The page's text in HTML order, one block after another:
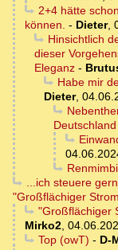
2+4 hätte
können. - Dieter,
Hinsichtlich
dieser
Eleganz -
Habe mir
Dieter,
...ich steuere
"Großflächiger
"Großflächiger
Mirko2,
Top (owT) - D-